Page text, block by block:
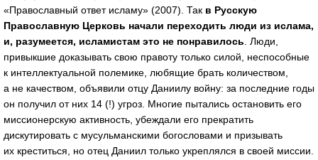
«Православный ответ исламу» (2007). Так в Русскую
Православную Церковь начали переходить люди из ислама,
и, разумеется, исламистам это не понравилось . Люди,
привыкшие доказывать свою правоту только силой, неспособные
к интеллектуальной полемике, любящие брать количеством,
а не качеством, объявили отцу Даниилу войну: за последние годы
он получил от них 14 (!) угроз. Многие пытались остановить его
миссионерскую активность, убеждали его прекратить
дискутировать с мусульманскими богословами и призывать
их креститься, но отец Даниил только укреплялся в своей миссии.